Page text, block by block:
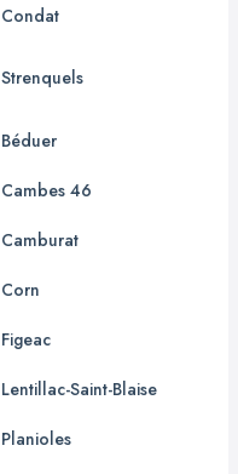
Condat
Strenquels
Béduer
Cambes 46
Camburat
Corn
Figeac
Lentillac-Saint-Blaise
Planioles